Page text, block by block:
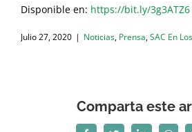
Disponible en: https://bit.ly/3g3ATZ6
Julio 27, 2020 | Noticias, Prensa,SAC En
Comparta este